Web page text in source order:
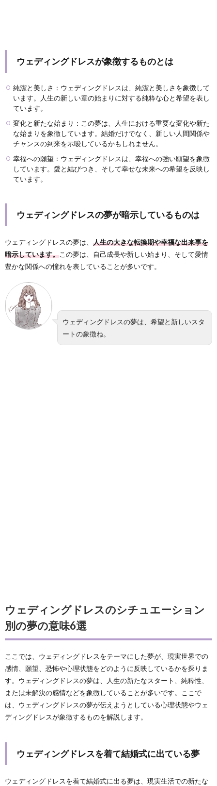
ウェディングドレスが象徴するものとは
純潔と美しさ：ウェディングドレスは、純潔と美しさを象徴して
います。人生の新しい章の始まりに対する純粋な心と希望を表し
ています。
変化と新たな始まり：この夢は、人生における重要な変化や新た
な始まりを象徴しています。結婚だけでなく、新しい人間関係や
チャンスの到来を示唆しているかもしれません。
幸福への願望：ウェディングドレスは、幸福への強い願望を象徴
しています。愛と結びつき、そして幸せな未来への希望を反映し
ています。
ウェディングドレスの夢が暗示しているものは
ウェディングドレスの夢は、 人生の大きな転換期や幸福な出来事を
暗示しています。この夢は、自己成長や新しい始まり、そして愛情
豊かな関係への憧れを表していることが多いです。
ウェディングドレスの夢は、希望と新しいスタ
ートの象徴ね。
ウェディングドレスのシチュエーション
別の夢の意味6選
ここでは、ウェディングドレスをテーマにした夢が、現実世界での
感情、願望、恐怖や心理状態をどのように反映しているかを探りま
す。ウェディングドレスの夢は、人生の新たなスタート、純粋性、
または未解決の感情などを象徴していることが多いです。ここで
は、ウェディングドレスの夢が伝えようとしている心理状態やウェ
ディングドレスが象徴するものを解説します。
ウェディングドレスを着て結婚式に出ている夢
ウェディングドレスを着て結婚式に出る夢は、現実生活での新たな